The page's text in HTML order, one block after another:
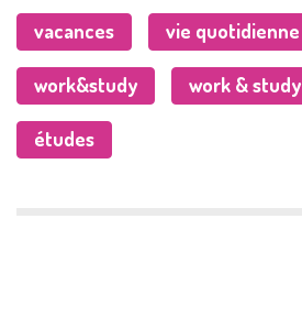
vacances vie quotidienne
work&study work & study
études